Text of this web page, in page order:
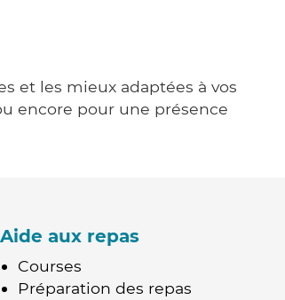
et les mieux adaptées à vos
encore pour une présence
Aide aux repas
Courses
Préparation des repas